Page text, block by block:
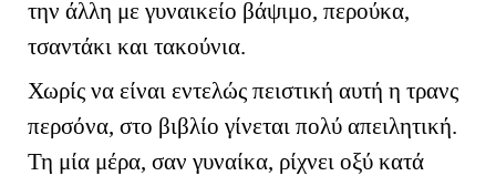
την άλλη με γυναικείο βάψιμο, περούκα,
τσαντάκι και τακούνια.
Χωρίς να είναι εντελώς πειστική αυτή η τρανς
περσόνα, στο βιβλίο γίνεται πολύ απειλητική.
Τη μία μέρα, σαν γυναίκα, ρίχνει οξύ κατά